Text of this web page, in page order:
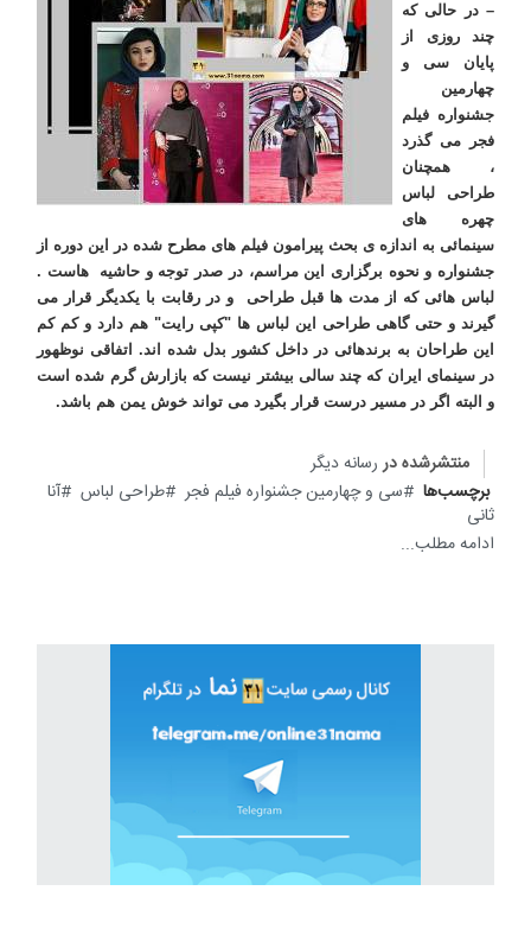
– در حالی که
چند روزی از
پایان سی و
چهارمین
جشنواره فیلم
فجر می گذرد
، همچنان
طراحی لباس
چهره های
سینمائی به اندازه ی بحث پیرامون فیلم های مطرح شده در این دوره از
جشنواره و نحوه برگزاری این مراسم، در صدر توجه و حاشیه هاست .
لباس هائی که از مدت ها قبل طراحی و در رقابت با یکدیگر قرار می
گیرند و حتی گاهی طراحی این لباس ها "کپی رایت" هم دارد و کم کم
این طراحان به برندهائی در داخل کشور بدل شده اند. اتفاقی نوظهور
در سینمای ایران که چند سالی بیشتر نیست که بازارش گرم شده است
و البته اگر در مسیر درست قرار بگیرد می تواند خوش یمن هم باشد.
منتشرشده در رسانه دیگر
برچسب‌ها
سی و چهارمین جشنواره فیلم فجر طراحی لباس
آنا
ثانی
ادامه مطلب...